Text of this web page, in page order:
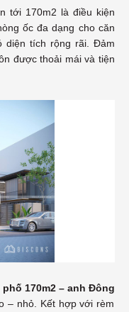
tới 170m2 là điều kiện
ốc đa dạng cho căn
diện tích rộng rãi. Đảm
được thoải mái và tiện
170m2 – anh Đông
– nhỏ. Kết hợp với rèm